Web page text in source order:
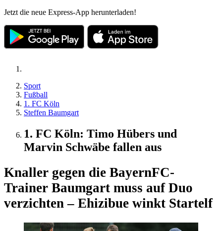
Jetzt die neue Express-App herunterladen!
Sport
Fußball
1. FC Köln
Steffen Baumgart
1. FC Köln: Timo Hübers und
Marvin Schwäbe fallen aus
Knaller gegen die BayernFC-
Trainer Baumgart muss auf Duo
verzichten – Ehizibue winkt Startelf